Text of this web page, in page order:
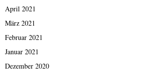
April 2021
März 2021
Februar 2021
Januar 2021
Dezember 2020